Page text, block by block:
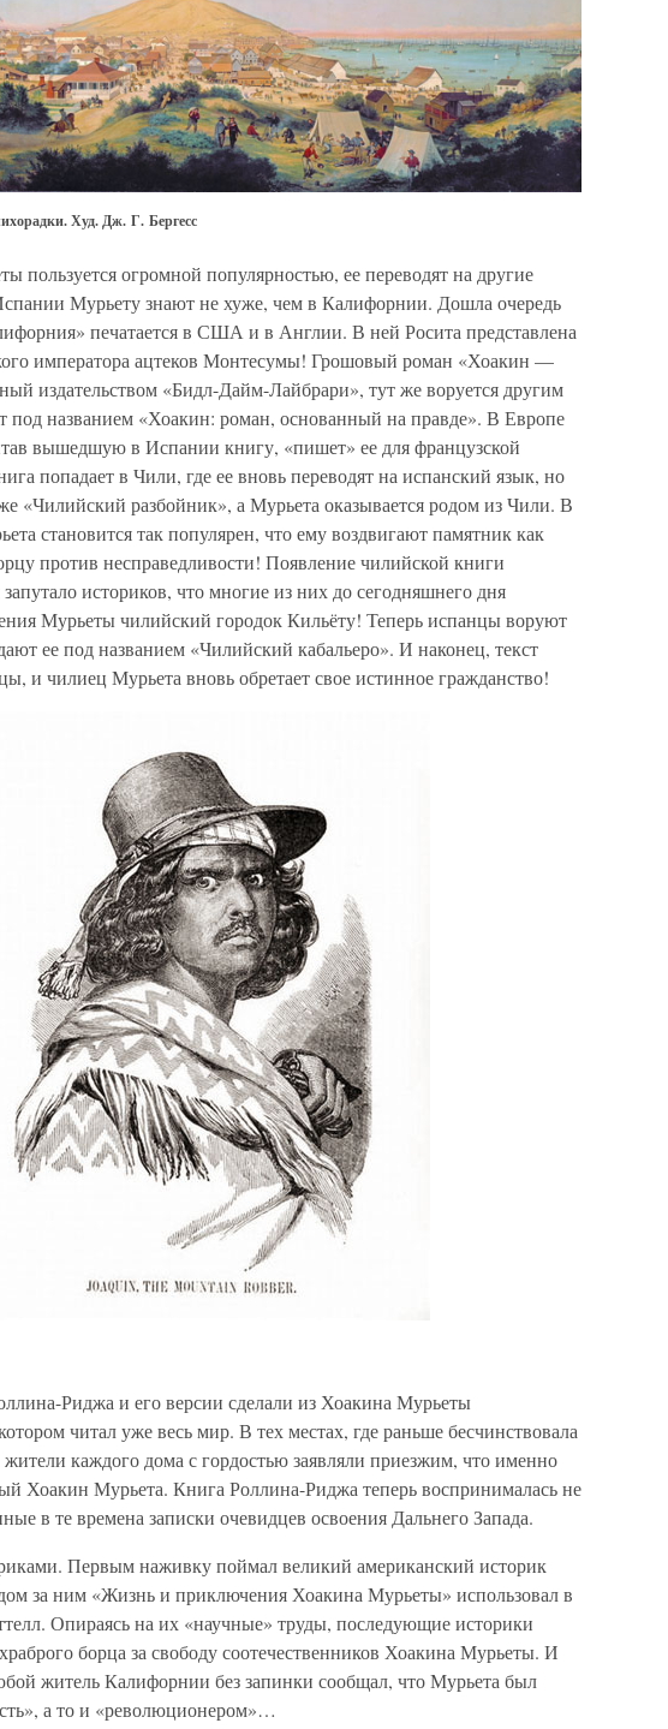
Худ. Дж. Г. Бергесс
пользуется огромной популярностью, ее переводят на другие
Мурьету знают не хуже, чем в Калифорнии. Дошла очередь
печатается в США и в Англии. В ней Росита представлена
императора ацтеков Монтесумы! Грошовый роман «Хоакин —
издательством «Бидл-Дайм-Лайбрари», тут же воруется другим
под названием «Хоакин: роман, основанный на правде». В Европе
вышедшую в Испании книгу, «пишет» ее для французской
попадает в Чили, где ее вновь переводят на испанский язык, но
«Чилийский разбойник», а Мурьета оказывается родом из Чили. В
становится так популярен, что ему воздвигают памятник как
против несправедливости! Появление чилийской книги
историков, что многие из них до сегодняшнего дня
Мурьеты чилийский городок Кильёту! Теперь испанцы воруют
ее под названием «Чилийский кабальеро». И наконец, текст
и чилиец Мурьета вновь обретает свое истинное гражданство!
Риджа и его версии сделали из Хоакина Мурьеты
читал уже весь мир. В тех местах, где раньше бесчинствовала
каждого дома с гордостью заявляли приезжим, что именно
Хоакин Мурьета. Книга Роллина-Риджа теперь воспринималась не
в те времена записки очевидцев освоения Дальнего Запада.
Первым наживку поймал великий американский историк
за ним «Жизнь и приключения Хоакина Мурьеты» использовал в
Опираясь на их «научные» труды, последующие историки
борца за свободу соотечественников Хоакина Мурьеты. И
житель Калифорнии без запинки сообщал, что Мурьета был
а то и «революционером»…